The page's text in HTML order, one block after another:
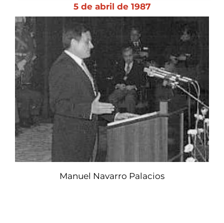
5 de abril de 1987
Manuel Navarro Palacios